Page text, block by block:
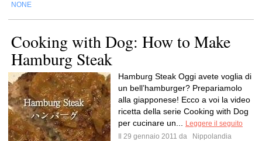
NONE
Cooking with Dog: How to Make
Hamburg Steak
Hamburg Steak Oggi avete voglia di
un bell’hamburger? Prepariamolo
alla giapponese! Ecco a voi la video
ricetta della serie Cooking with Dog
per cucinare un...
Leggere il seguito
Il 29 gennaio 2011 da
Nippolandia